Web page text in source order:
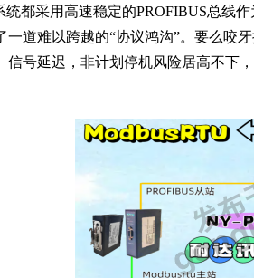
统都采用高速稳定的PROFIBUS总线
一道难以跨越的“协议鸿沟”。要么咬
信号延迟，非计划停机风险居高不下